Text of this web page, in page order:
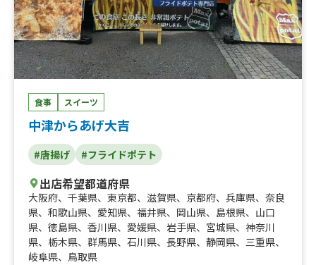
食事 スイーツ
中津からあげ大吉
#唐揚げ #フライドポテト
出店希望都道府県
大阪府、 千葉県、 東京都、 滋賀県、 京都府、 兵庫県、 奈良
県、 和歌山県、 愛知県、 福井県、 岡山県、 島根県、 山口
県、 徳島県、 香川県、 愛媛県、 岩手県、 宮城県、 神奈川
県、 栃木県、 群馬県、 石川県、 長野県、 静岡県、 三重県、
岐阜県、 鳥取県